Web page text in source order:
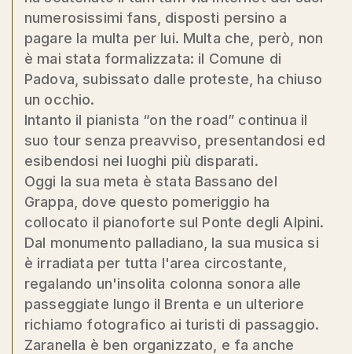
numerosissimi fans, disposti persino a
pagare la multa per lui. Multa che, però, non
è mai stata formalizzata: il Comune di
Padova, subissato dalle proteste, ha chiuso
un occhio.
Intanto il pianista “on the road” continua il
suo tour senza preavviso, presentandosi ed
esibendosi nei luoghi più disparati.
Oggi la sua meta è stata Bassano del
Grappa, dove questo pomeriggio ha
collocato il pianoforte sul Ponte degli Alpini.
Dal monumento palladiano, la sua musica si
è irradiata per tutta l'area circostante,
regalando un'insolita colonna sonora alle
passeggiate lungo il Brenta e un ulteriore
richiamo fotografico ai turisti di passaggio.
Zaranella è ben organizzato, e fa anche